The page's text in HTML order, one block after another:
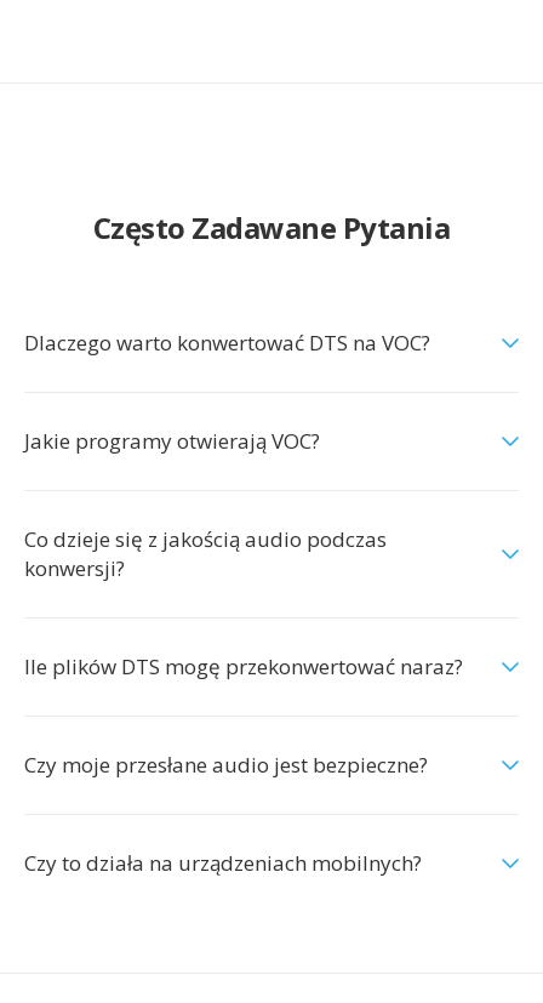
Często Zadawane Pytania
Dlaczego warto konwertować DTS na VOC?
Jakie programy otwierają VOC?
Co dzieje się z jakością audio podczas
konwersji?
Ile plików DTS mogę przekonwertować naraz?
Czy moje przesłane audio jest bezpieczne?
Czy to działa na urządzeniach mobilnych?